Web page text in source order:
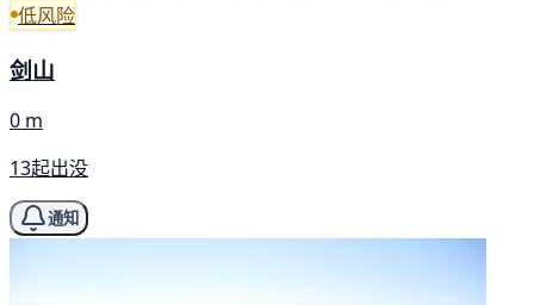
低风险
剑山
0 m
13起出没
通知